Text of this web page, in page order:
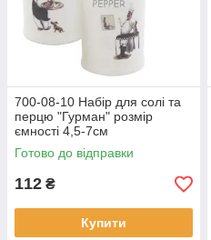
700-08-10 Набір для солі та
перцю "Гурман" розмір
ємності 4,5-7см
Готово до відправки
112 ₴
Купити